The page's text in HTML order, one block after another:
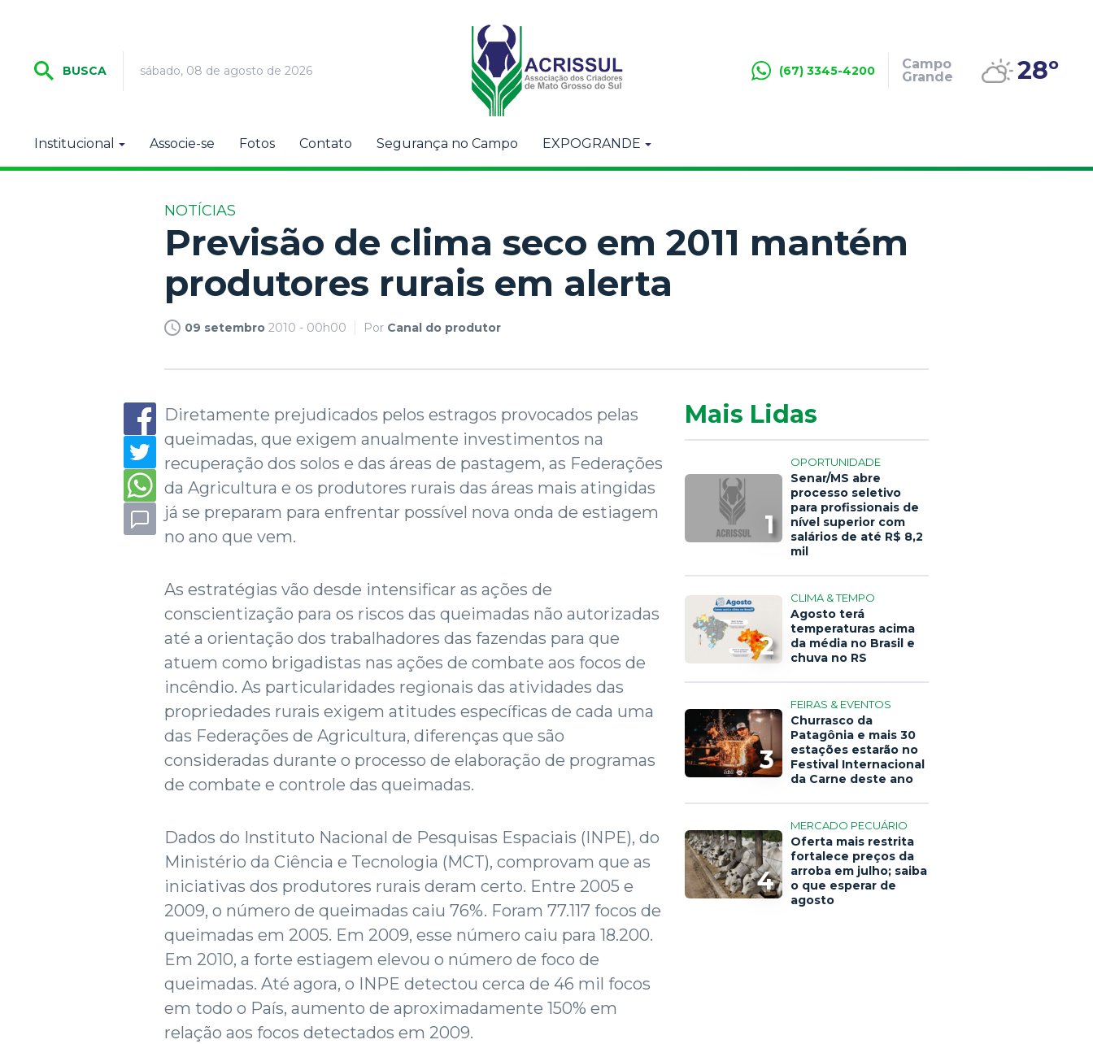
BUSCA sábado, 08 de agosto de 2026 (67) 3345-4200
Campo
Grande
28º
Institucional Associe-se Fotos Contato Segurança no Campo EXPOGRANDE
NOTÍCIAS
Previsão de clima seco em 2011 mantém
produtores rurais em alerta
09 setembro 2010 - 00h00 Por Canal do produtor
Diretamente prejudicados pelos estragos provocados pelas
queimadas, que exigem anualmente investimentos na
recuperação dos solos e das áreas de pastagem, as Federações
da Agricultura e os produtores rurais das áreas mais atingidas
já se preparam para enfrentar possível nova onda de estiagem
no ano que vem.
As estratégias vão desde intensificar as ações de
conscientização para os riscos das queimadas não autorizadas
até a orientação dos trabalhadores das fazendas para que
atuem como brigadistas nas ações de combate aos focos de
incêndio. As particularidades regionais das atividades das
propriedades rurais exigem atitudes específicas de cada uma
das Federações de Agricultura, diferenças que são
consideradas durante o processo de elaboração de programas
de combate e controle das queimadas.
Dados do Instituto Nacional de Pesquisas Espaciais (INPE), do
Ministério da Ciência e Tecnologia (MCT), comprovam que as
iniciativas dos produtores rurais deram certo. Entre 2005 e
2009, o número de queimadas caiu 76%. Foram 77.117 focos de
queimadas em 2005. Em 2009, esse número caiu para 18.200.
Em 2010, a forte estiagem elevou o número de foco de
queimadas. Até agora, o INPE detectou cerca de 46 mil focos
em todo o País, aumento de aproximadamente 150% em
relação aos focos detectados em 2009.
Mais Lidas
1
OPORTUNIDADE
Senar/MS abre
processo seletivo
para profissionais de
nível superior com
salários de até R$ 8,2
mil
2
CLIMA & TEMPO
Agosto terá
temperaturas acima
da média no Brasil e
chuva no RS
3
FEIRAS & EVENTOS
Churrasco da
Patagônia e mais 30
estações estarão no
Festival Internacional
da Carne deste ano
4
MERCADO PECUÁRIO
Oferta mais restrita
fortalece preços da
arroba em julho; saiba
o que esperar de
agosto